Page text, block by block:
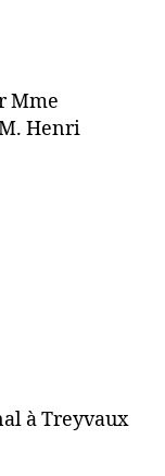
Mme
Henri
à Treyvaux